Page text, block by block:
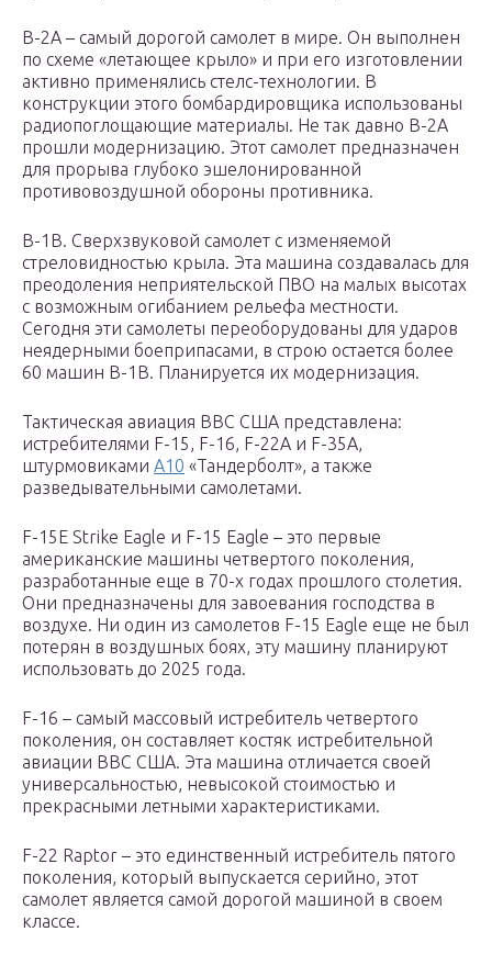
В-2А – самый дорогой самолет в мире. Он выполнен
по схеме «летающее крыло» и при его изготовлении
активно применялись стелс-технологии. В
конструкции этого бомбардировщика использованы
радиопоглощающие материалы. Не так давно В-2А
прошли модернизацию. Этот самолет предназначен
для прорыва глубоко эшелонированной
противовоздушной обороны противника.
В-1В. Сверхзвуковой самолет с изменяемой
стреловидностью крыла. Эта машина создавалась для
преодоления неприятельской ПВО на малых высотах
с возможным огибанием рельефа местности.
Сегодня эти самолеты переоборудованы для ударов
неядерными боеприпасами, в строю остается более
60 машин В-1В. Планируется их модернизация.
Тактическая авиация ВВС США представлена:
истребителями F-15, F-16, F-22A и F-35A,
штурмовиками А10 «Тандерболт», а также
разведывательными самолетами.
F-15E Strike Eagle и F-15 Eagle – это первые
американские машины четвертого поколения,
разработанные еще в 70-х годах прошлого столетия.
Они предназначены для завоевания господства в
воздухе. Ни один из самолетов F-15 Eagle еще не был
потерян в воздушных боях, эту машину планируют
использовать до 2025 года.
F-16 – самый массовый истребитель четвертого
поколения, он составляет костяк истребительной
авиации ВВС США. Эта машина отличается своей
универсальностью, невысокой стоимостью и
прекрасными летными характеристиками.
F-22 Raptor – это единственный истребитель пятого
поколения, который выпускается серийно, этот
самолет является самой дорогой машиной в своем
классе.